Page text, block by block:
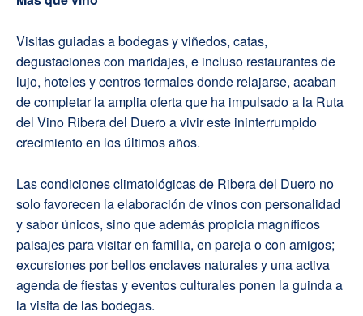
Visitas guiadas a bodegas y viñedos, catas,
degustaciones con maridajes, e incluso restaurantes de
lujo, hoteles y centros termales donde relajarse, acaban
de completar la amplia oferta que ha impulsado a la Ruta
del Vino Ribera del Duero a vivir este ininterrumpido
crecimiento en los últimos años.
Las condiciones climatológicas de Ribera del Duero no
solo favorecen la elaboración de vinos con personalidad
y sabor únicos, sino que además propicia magníficos
paisajes para visitar en familia, en pareja o con amigos;
excursiones por bellos enclaves naturales y una activa
agenda de fiestas y eventos culturales ponen la guinda a
la visita de las bodegas.